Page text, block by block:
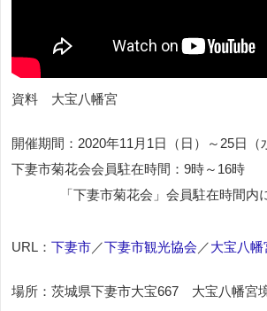
資料 大宝八幡宮
開催期間：2020年11月1日（日）～25日（
下妻市菊花会会員駐在時間：9時～16時
菊花会」会員駐在時間内には、菊苗の販
URL： 下妻市／下妻市観光協会 ／大宝八幡
場所：茨城県下妻市大宝667 大宝八幡宮